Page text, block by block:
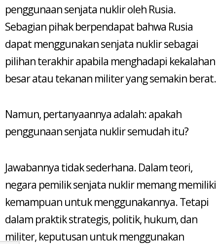
penggunaan senjata nuklir oleh Rusia.
Sebagian pihak berpendapat bahwa Rusia
dapat menggunakan senjata nuklir sebagai
pilihan terakhir apabila menghadapi kekalahan
besar atau tekanan militer yang semakin berat.
Namun, pertanyaannya adalah: apakah
penggunaan senjata nuklir semudah itu?
Jawabannya tidak sederhana. Dalam teori,
negara pemilik senjata nuklir memang memiliki
kemampuan untuk menggunakannya. Tetapi
dalam praktik strategis, politik, hukum, dan
militer, keputusan untuk menggunakan